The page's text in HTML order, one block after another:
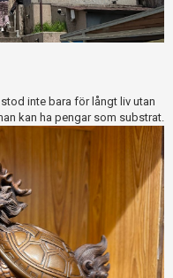
inte bara för långt liv utan
kan ha pengar som substrat.